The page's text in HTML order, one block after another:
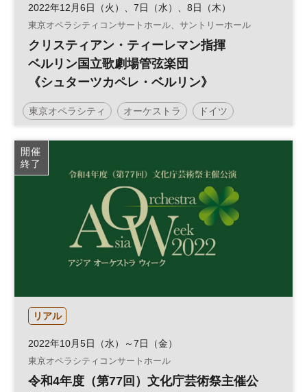
2022年12月6日（火）、7日（水）、8日（木）
東京オペラシティコンサートホール、サントリーホール
クリスティアン・ティーレマン指揮
ベルリン国立歌劇場管弦楽団
《シュターツカペレ・ベルリン》
東京オペラシティ オーケストラ ドイツ
コンサート
サントリーホール
開催
終了
リアル
2022年10月5日（水）～7日（金）
東京オペラシティコンサートホール
令和4年度（第77回）文化庁芸術祭主催公